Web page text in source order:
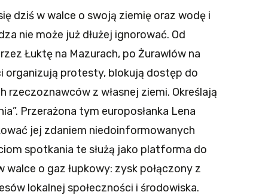
dziś w walce o swoją ziemię oraz wodę i
nie może już dłużej ignorować. Od
Łuktę na Mazurach, po Żurawlów na
organizują protesty, blokują dostęp do
z własnej ziemi. Określają
Przerażona tym europosłanka Lena
jej zdaniem niedoinformowanych
spotkania te służą jako platforma do
o gaz łupkowy: zysk połączony z
lokalnej społeczności i środowiska.